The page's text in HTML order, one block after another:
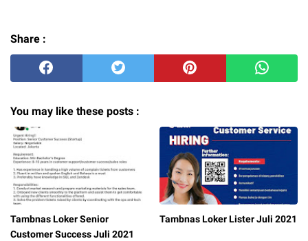
Share :
You may like these posts :
Tambnas Loker Senior
Customer Success Juli 2021
Tambnas Loker Lister Juli 2021